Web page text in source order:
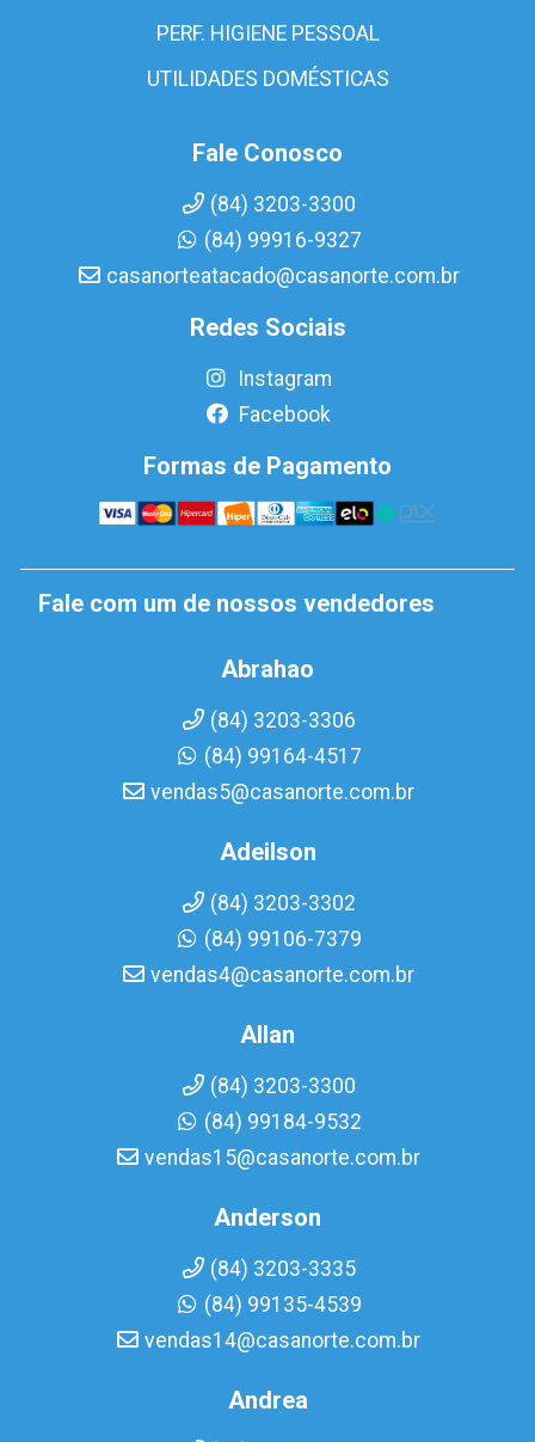
PERF. HIGIENE PESSOAL
UTILIDADES DOMÉSTICAS
Fale Conosco
(84) 3203-3300
(84) 99916-9327
casanorteatacado@casanorte.com.br
Redes Sociais
Instagram
Facebook
Formas de Pagamento
Fale com um de nossos vendedores
Abrahao
(84) 3203-3306
(84) 99164-4517
vendas5@casanorte.com.br
Adeilson
(84) 3203-3302
(84) 99106-7379
vendas4@casanorte.com.br
Allan
(84) 3203-3300
(84) 99184-9532
vendas15@casanorte.com.br
Anderson
(84) 3203-3335
(84) 99135-4539
vendas14@casanorte.com.br
Andrea